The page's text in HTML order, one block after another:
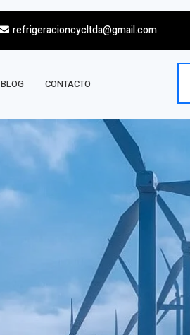
refrigeracioncycltda@gmail.com
BLOG CONTACTO